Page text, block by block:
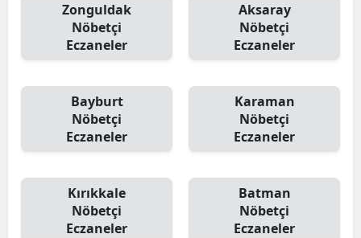
Zonguldak
Nöbetçi
Eczaneler
Aksaray
Nöbetçi
Eczaneler
Bayburt
Nöbetçi
Eczaneler
Karaman
Nöbetçi
Eczaneler
Kırıkkale
Nöbetçi
Eczaneler
Batman
Nöbetçi
Eczaneler